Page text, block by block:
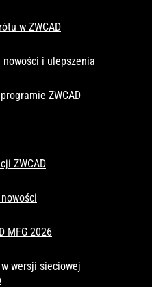
w ZWCAD
nowości i ulepszenia
ZWCAD
ZWCAD
MFG 2026
wersji sieciowej